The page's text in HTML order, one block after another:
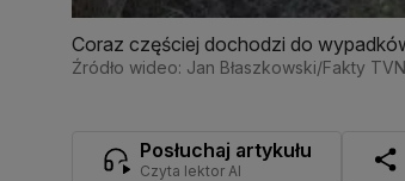
Coraz częściej dochodzi do
Źródło wideo: Jan Błaszkowski/Fakty TVN
Posłuchaj artykułu
Czyta lektor AI